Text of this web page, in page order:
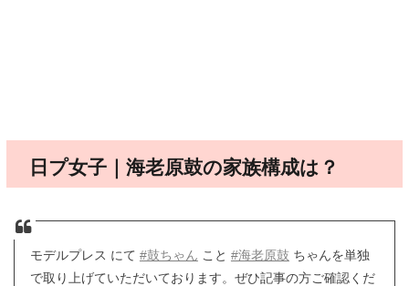
日プ女子｜海老原鼓の家族構成は？
モデルプレス にて #鼓ちゃん こと #海老原鼓ちゃんを単独
で取り上げていただいております。ぜひ記事の方ご確認くだ